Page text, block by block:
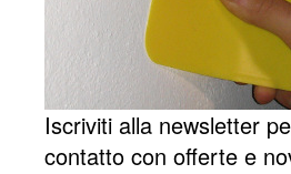
Iscriviti alla newsletter
contatto con offerte e